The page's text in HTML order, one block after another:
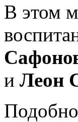
В этом
и Леон